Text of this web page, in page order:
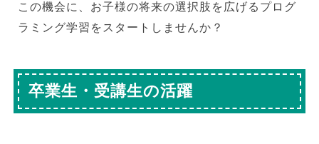
この機会に、お子様の将来の選択肢を広げるプログ
ラミング学習をスタートしませんか？
卒業生・受講生の活躍